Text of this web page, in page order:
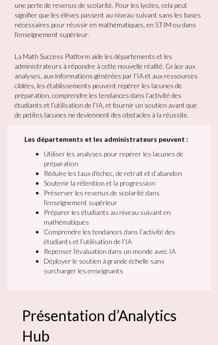
une perte de revenus de scolarité. Pour les lycées, cela peut
signifier que les élèves passent au niveau suivant sans les bases
nécessaires pour réussir en mathématiques, en STIM ou dans
l’enseignement supérieur.
La Math Success Platform aide les départements et les
administrateurs à répondre à cette nouvelle réalité. Grâce aux
analyses, aux informations générées par l’IA et aux ressources
ciblées, les établissements peuvent repérer les lacunes de
préparation, comprendre les tendances dans l’activité des
étudiants et l’utilisation de l’IA, et fournir un soutien avant que
de petites lacunes ne deviennent des obstacles à la réussite.
Les départements et les administrateurs peuvent :
Utiliser les analyses pour repérer les lacunes de
préparation
Réduire les taux d’échec, de retrait et d’abandon
Soutenir la rétention et la progression
Préserver les revenus de scolarité dans
l’enseignement supérieur
Préparer les étudiants au niveau suivant en
mathématiques
Comprendre les tendances dans l’activité des
étudiants et l’utilisation de l’IA
Repenser l’évaluation dans un monde avec IA
Déployer le soutien à grande échelle sans
surcharger les enseignants
Présentation d’Analytics
Hub